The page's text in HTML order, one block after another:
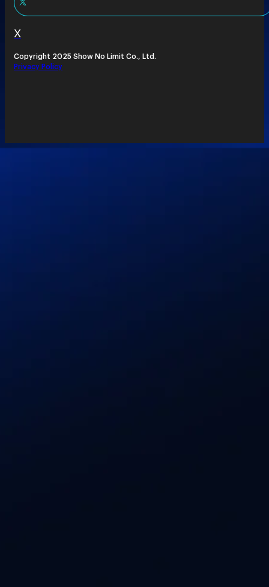
X
Copyright 2025 Show No Limit Co., Ltd.
Privacy Policy